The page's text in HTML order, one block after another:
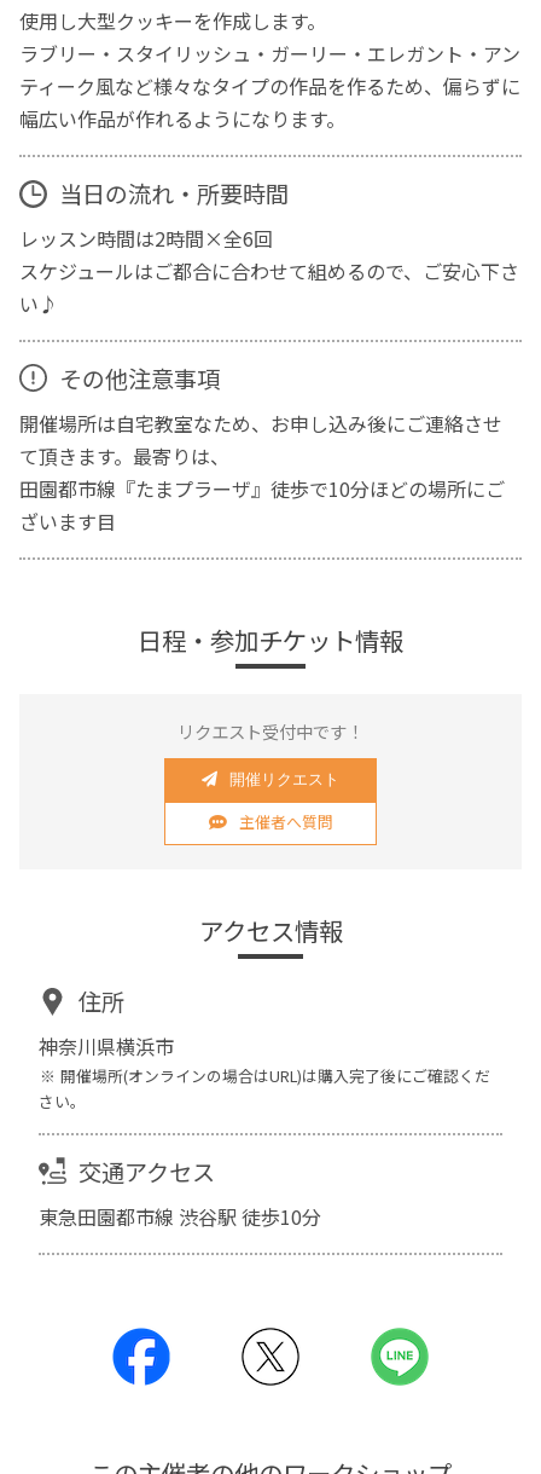
使用し大型クッキーを作成します。
ラブリー・スタイリッシュ・ガーリー・エレガント・アン
ティーク風など様々なタイプの作品を作るため、偏らずに
幅広い作品が作れるようになります。
当日の流れ・所要時間
レッスン時間は2時間×全6回
スケジュールはご都合に合わせて組めるので、ご安心下さ
い♪
その他注意事項
開催場所は自宅教室なため、お申し込み後にご連絡させ
て頂きます。最寄りは、
田園都市線『たまプラーザ』徒歩で10分ほどの場所にご
ざいます目
日程・参加チケット情報
リクエスト受付中です！
開催リクエスト
主催者へ質問
アクセス情報
住所
神奈川県横浜市
開催場所(オンラインの場合はURL)は購入完了後にご確認くだ
さい。
交通アクセス
東急田園都市線 渋谷駅 徒歩10分